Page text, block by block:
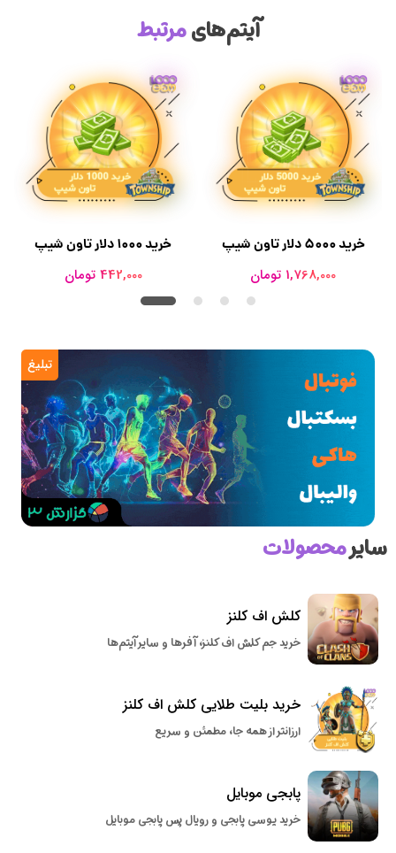
آیتم‌هایمرتبط
خرید 1000 دلار تاون شیپ
442,000 تومان
خرید 5000 دلار تاون شیپ
1,768,000 تومان
تبلیغ
سایرمحصولات
کلش اف کلنز
خرید جم کلش اف کلنز، آفرها و سایر آیتم‌ها
خرید بلیت طلایی کلش اف کلنز
ارزانتر از همه جا، مطمئن و سریع
پابجی موبایل
خرید یوسی پابجی و رویال پس پابجی موبایل